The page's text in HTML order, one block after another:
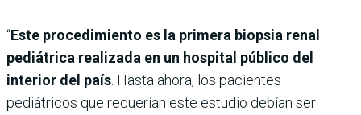
“Este procedimiento es la primera biopsia renal
pediátrica realizada en un hospital público del
interior del país . Hasta ahora, los pacientes
pediátricos que requerían este estudio debían ser